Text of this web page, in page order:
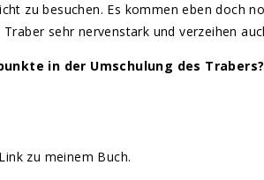
zu besuchen. Es kommen eben doch
sehr nervenstark und verzeihen
in der Umschulung des
zu meinem Buch.